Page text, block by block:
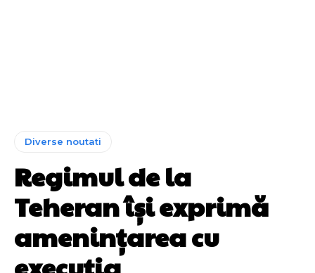
Diverse noutati
Regimul de la
Teheran își exprimă
amenințarea cu